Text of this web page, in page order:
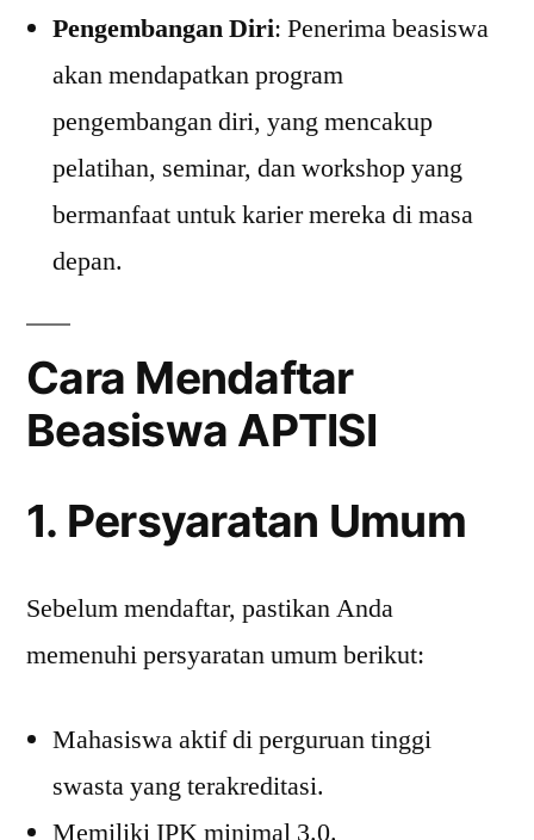
Pengembangan Diri: Penerima beasiswa
akan mendapatkan program
pengembangan diri, yang mencakup
pelatihan, seminar, dan workshop yang
bermanfaat untuk karier mereka di masa
depan.
Cara Mendaftar
Beasiswa APTISI
1. Persyaratan Umum
Sebelum mendaftar, pastikan Anda
memenuhi persyaratan umum berikut:
Mahasiswa aktif di perguruan tinggi
swasta yang terakreditasi.
Memiliki IPK minimal 3.0.